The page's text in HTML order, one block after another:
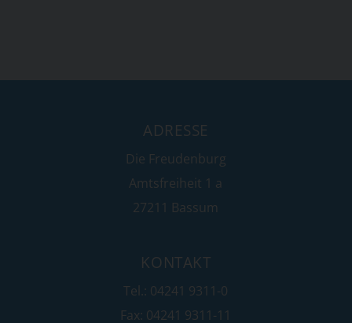
ADRESSE
Die Freudenburg
Amtsfreiheit 1 a
27211 Bassum
KONTAKT
Tel.: 04241 9311-0
Fax: 04241 9311-11